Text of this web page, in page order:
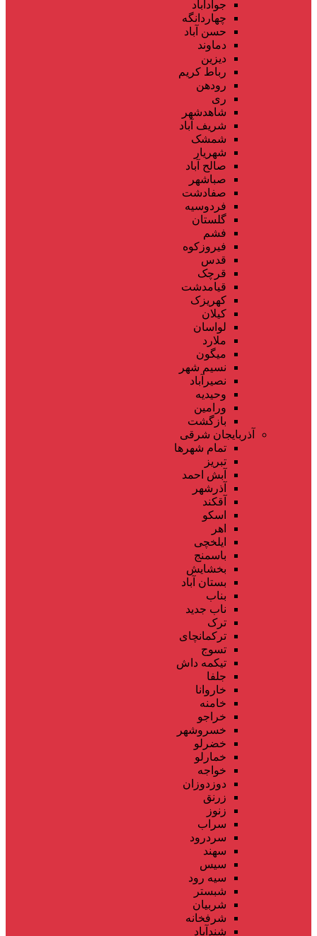
جوادآباد
چهاردانگه
حسن آباد
دماوند
دیزین
رباط کریم
رودهن
ری
شاهدشهر
شریف آباد
شمشک
شهریار
صالح آباد
صباشهر
صفادشت
فردوسیه
گلستان
فشم
فیروزکوه
قدس
قرچک
قیامدشت
کهریزک
کیلان
لواسان
ملارد
میگون
نسیم شهر
نصیرآباد
وحیدیه
ورامین
بازگشت
آذربایجان شرقی
تمام شهر‌ها
تبریز
آبش احمد
آذرشهر
آقکند
اسکو
اهر
ایلخچی
باسمنج
بخشایش
بستان آباد
بناب
ناب جدید
ترک
ترکمانچای
تسوج
تیکمه داش
جلفا
خاروانا
خامنه
خراجو
خسروشهر
خضرلو
خمارلو
خواجه
دوزدوزان
زرنق
زنوز
سراب
سردرود
سهند
سیس
سیه رود
شبستر
شربیان
شرفخانه
شندآباد